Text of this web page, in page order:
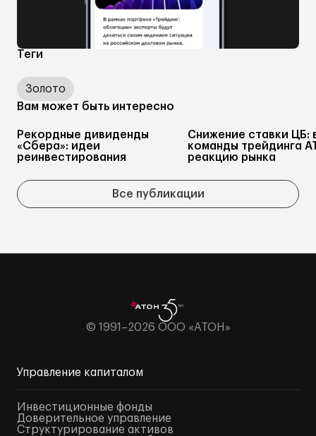
Теги
Золото
Вам может быть интересно
Рекордные дивиденды
«Сбера»: идеи
реинвестирования
Снижение ставки ЦБ:
команды трейдинга
реакцию рынка
Все публикации
© 1991–2026 ООО «АТОН»
Управление капиталом
Инвестиционные фонды
Доверительное управление
Структурирование активов